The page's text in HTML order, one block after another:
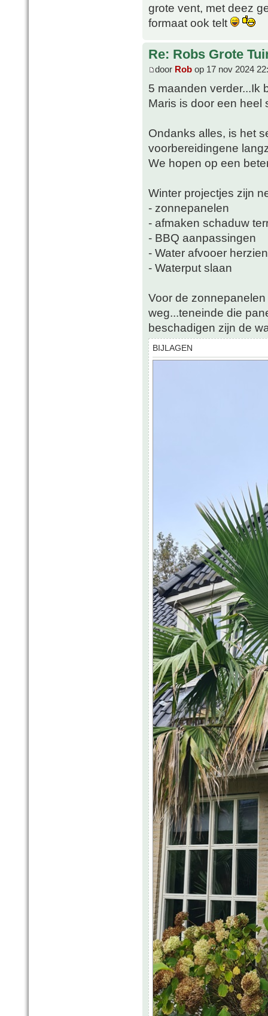
grote vent, met deez
formaat ook telt
Re: Robs Grote
door Rob op 17 nov 2024
5 maanden verder...Ik
Maris is door een heel
Ondanks alles, is het
voorbereidingene
We hopen op een
Winter projectjes zijn
- zonnepanelen
- afmaken schaduw
- BBQ aanpassingen
- Water afvooer herzien
- Waterput slaan
Voor de
weg...teneinde die
beschadigen zijn de
BIJLAGEN